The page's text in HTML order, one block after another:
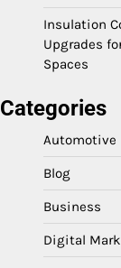
Insulation
Upgrades
Spaces
Categories
Automotive
Blog
Business
Digital